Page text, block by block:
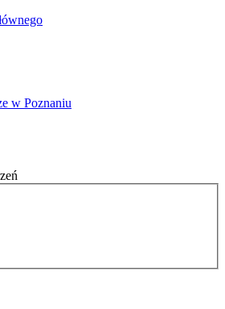
w Poznaniu